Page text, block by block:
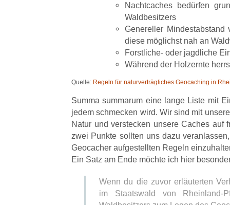
Nachtcaches bedürfen
Waldbesitzers
Genereller
diese möglichst nah an
Forstliche- oder jagdliche
Während der Holzernte
Quelle: Regeln für naturverträgliches Geocaching in
Summa summarum eine lange Liste mit
jedem schmecken wird. Wir sind mit
Natur und verstecken unsere Caches auf
zwei Punkte sollten uns dazu
Geocacher aufgestellten Regeln
Ein Satz am Ende möchte ich hier
Wenn du die zuvor erläuterten
im Staatswald von Rheinland-